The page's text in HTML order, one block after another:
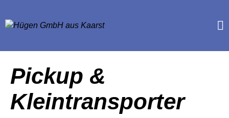
Pickup &
Kleintransporter